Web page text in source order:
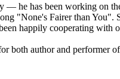
he has been working on
"None's Fairer than
happily cooperating
both author and performer